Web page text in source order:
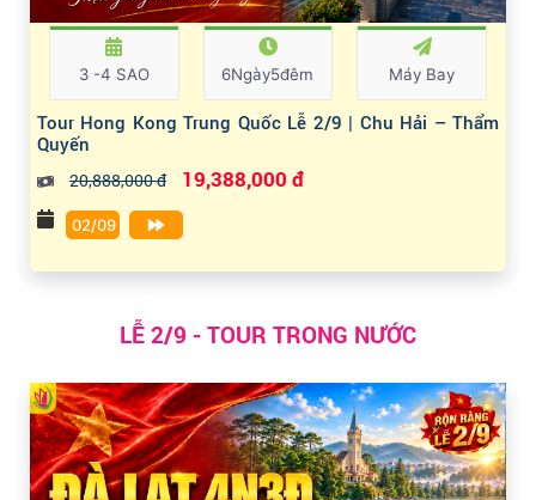
3 -4 SAO 6Ngày5đêm Máy Bay
Tour Hong Kong Trung Quốc Lễ 2/9 | Chu Hải – Thẩm
Quyến
20,888,000 đ 19,388,000 đ
02/09
LỄ 2/9 - TOUR TRONG NƯỚC